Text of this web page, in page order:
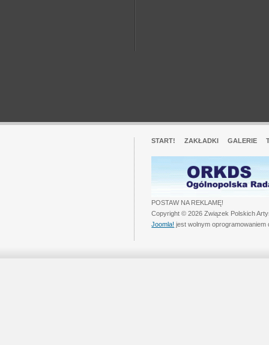
START! ZAKŁADKI GALERIE
POSTAW NA REKLAMĘ!
Copyright © 2026 Związek Polskich
Joomla! jest wolnym